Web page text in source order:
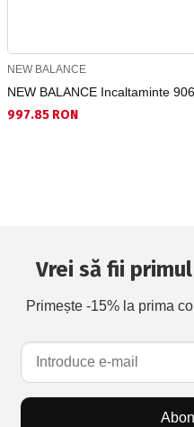
NEW BALANCE
NEW BALANCE Incaltaminte
997.85 RON
Vrei să fii
Primește -15% la prima